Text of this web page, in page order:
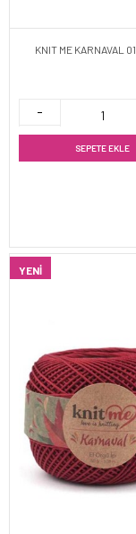
KNIT ME KARNAVAL
SEPETE EKLE
YENI